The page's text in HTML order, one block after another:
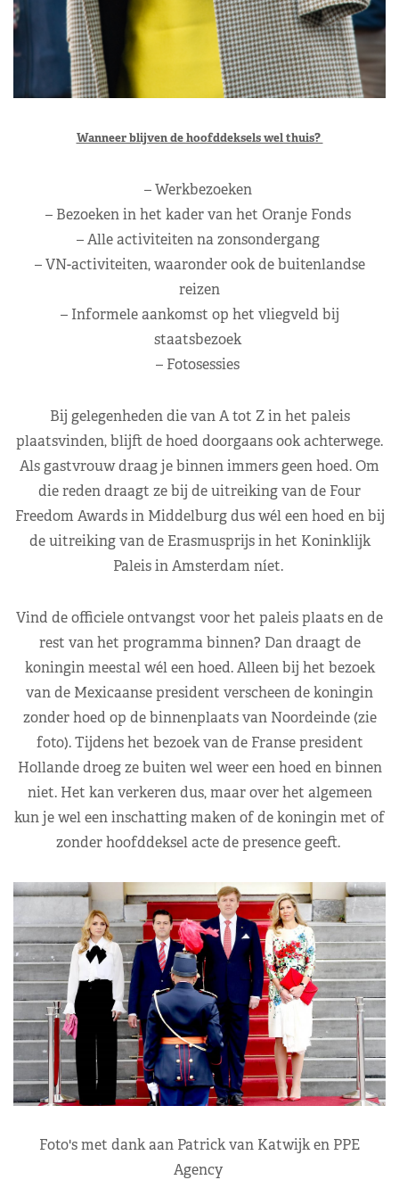
Wanneer blijven de hoofddeksels wel thuis?
– Werkbezoeken
– Bezoeken in het kader van het Oranje Fonds
– Alle activiteiten na zonsondergang
– VN-activiteiten, waaronder ook de buitenlandse
reizen
– Informele aankomst op het vliegveld bij
staatsbezoek
– Fotosessies
Bij gelegenheden die van A tot Z in het paleis
plaatsvinden, blijft de hoed doorgaans ook achterwege.
Als gastvrouw draag je binnen immers geen hoed. Om
die reden draagt ze bij de uitreiking van de Four
Freedom Awards in Middelburg dus wél een hoed en bij
de uitreiking van de Erasmusprijs in het Koninklijk
Paleis in Amsterdam níet.
Vind de officiele ontvangst voor het paleis plaats en de
rest van het programma binnen? Dan draagt de
koningin meestal wél een hoed. Alleen bij het bezoek
van de Mexicaanse president verscheen de koningin
zonder hoed op de binnenplaats van Noordeinde (zie
foto). Tijdens het bezoek van de Franse president
Hollande droeg ze buiten wel weer een hoed en binnen
niet. Het kan verkeren dus, maar over het algemeen
kun je wel een inschatting maken of de koningin met of
zonder hoofddeksel acte de presence geeft.
Foto's met dank aan Patrick van Katwijk en PPE
Agency